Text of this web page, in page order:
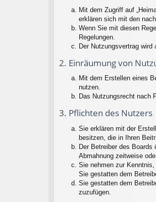
Mit dem Zugriff auf
erklären sich mit den
Wenn Sie mit diesen
Regelungen.
Der Nutzungsvertrag
2. Einräumung von
Mit dem Erstellen eines
nutzen.
Das Nutzungsrecht nach
3. Pflichten des Nutzers
Sie erklären mit der
besitzen, die in Ihren
Der Betreiber des Boards
Abmahnung zeitweise
Sie nehmen zur
Sie gestatten dem
Sie gestatten dem
zuzufügen.